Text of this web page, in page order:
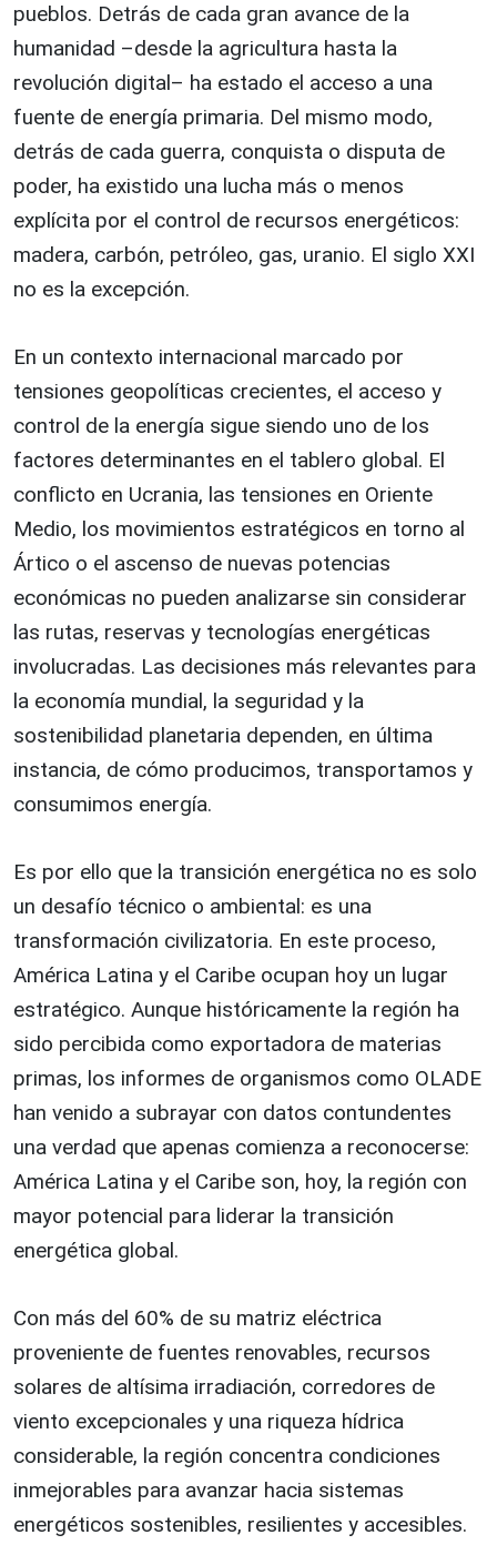
pueblos. Detrás de cada gran avance de la
humanidad –desde la agricultura hasta la
revolución digital– ha estado el acceso a una
fuente de energía primaria. Del mismo modo,
detrás de cada guerra, conquista o disputa de
poder, ha existido una lucha más o menos
explícita por el control de recursos energéticos:
madera, carbón, petróleo, gas, uranio. El siglo XXI
no es la excepción.
En un contexto internacional marcado por
tensiones geopolíticas crecientes, el acceso y
control de la energía sigue siendo uno de los
factores determinantes en el tablero global. El
conflicto en Ucrania, las tensiones en Oriente
Medio, los movimientos estratégicos en torno al
Ártico o el ascenso de nuevas potencias
económicas no pueden analizarse sin considerar
las rutas, reservas y tecnologías energéticas
involucradas. Las decisiones más relevantes para
la economía mundial, la seguridad y la
sostenibilidad planetaria dependen, en última
instancia, de cómo producimos, transportamos y
consumimos energía.
Es por ello que la transición energética no es solo
un desafío técnico o ambiental: es una
transformación civilizatoria. En este proceso,
América Latina y el Caribe ocupan hoy un lugar
estratégico. Aunque históricamente la región ha
sido percibida como exportadora de materias
primas, los informes de organismos como OLADE
han venido a subrayar con datos contundentes
una verdad que apenas comienza a reconocerse:
América Latina y el Caribe son, hoy, la región con
mayor potencial para liderar la transición
energética global.
Con más del 60% de su matriz eléctrica
proveniente de fuentes renovables, recursos
solares de altísima irradiación, corredores de
viento excepcionales y una riqueza hídrica
considerable, la región concentra condiciones
inmejorables para avanzar hacia sistemas
energéticos sostenibles, resilientes y accesibles.